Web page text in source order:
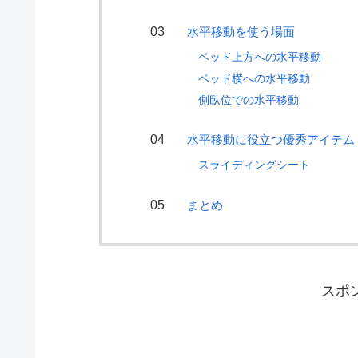
水平移動を使う場面
ベッド上方への水平移動
ベッド横への水平移動
側臥位での水平移動
水平移動に役立つ優秀アイテム
スライディングシート
まとめ
スポ